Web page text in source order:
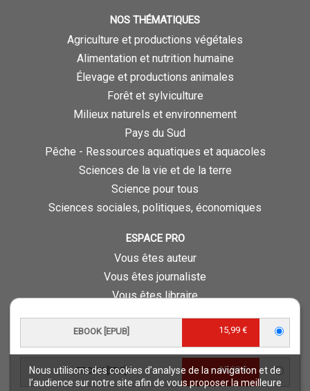
Nous utilisons des cookies d’analyse de la navigation et de
l’audience sur notre site afin de vous proposer la meilleure
EBOOK [EPUB] 15,99 €
EBOOK [PDF] 15,99 €
NOS THÉMATIQUES
Agriculture et productions végétales
Alimentation et nutrition humaine
Élevage et productions animales
Forêt et sylviculture
Milieux naturels et environnement
Pays du Sud
Pêche - Ressources aquatiques et aquacoles
Sciences de la vie et de la terre
Science pour tous
Sciences sociales, politiques, économiques
ESPACE PRO
Vous êtes auteur
Vous êtes journaliste
Vous êtes libraire
Foreign rights
Procédure d'évaluation
NOTRE SITE